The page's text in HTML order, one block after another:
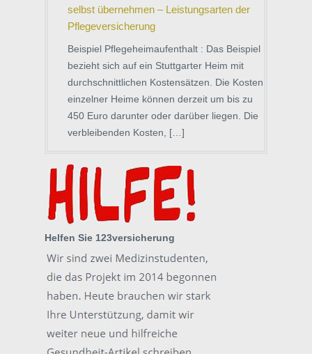
selbst übernehmen – Leistungsarten der
Pflegeversicherung
Beispiel Pflegeheimaufenthalt : Das Beispiel
bezieht sich auf ein Stuttgarter Heim mit
durchschnittlichen Kostensätzen. Die Kosten
einzelner Heime können derzeit um bis zu
450 Euro darunter oder darüber liegen. Die
verbleibenden Kosten, […]
Helfen Sie 123versicherung